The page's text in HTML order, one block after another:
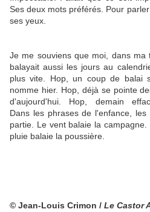
Ses deux mots préférés. Pour
ses yeux.
Je me souviens que moi, dans ma
balayait aussi les jours au
plus vite. Hop, un coup de balai
nomme hier. Hop, déjà se pointe
d'aujourd'hui. Hop, demain
Dans les phrases de l'enfance,
partie. Le vent balaie la
pluie balaie la poussière.
© Jean-Louis Crimon / Le Castor